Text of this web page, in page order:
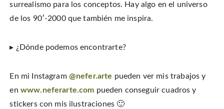
surrealismo para los conceptos. Hay algo en el universo
de los 90′-2000 que también me inspira.
▸ ¿Dónde podemos encontrarte?
En mi Instagram @nefer.arte pueden ver mis trabajos y
en www.neferarte.com pueden conseguir cuadros y
stickers con mis ilustraciones 🙂